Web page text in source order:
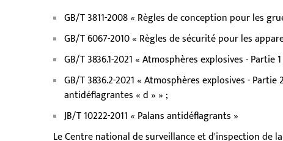
GB/T 3811-2008 « Règles de conception pour les
GB/T 6067-2010 « Règles de sécurité pour les
GB/T 3836.1-2021 « Atmosphères explosives -
GB/T 3836.2-2021 « Atmosphères explosives -
antidéflagrantes « d » » ;
JB/T 10222-2011 « Palans antidéflagrants »
Le Centre national de surveillance et d'inspection de